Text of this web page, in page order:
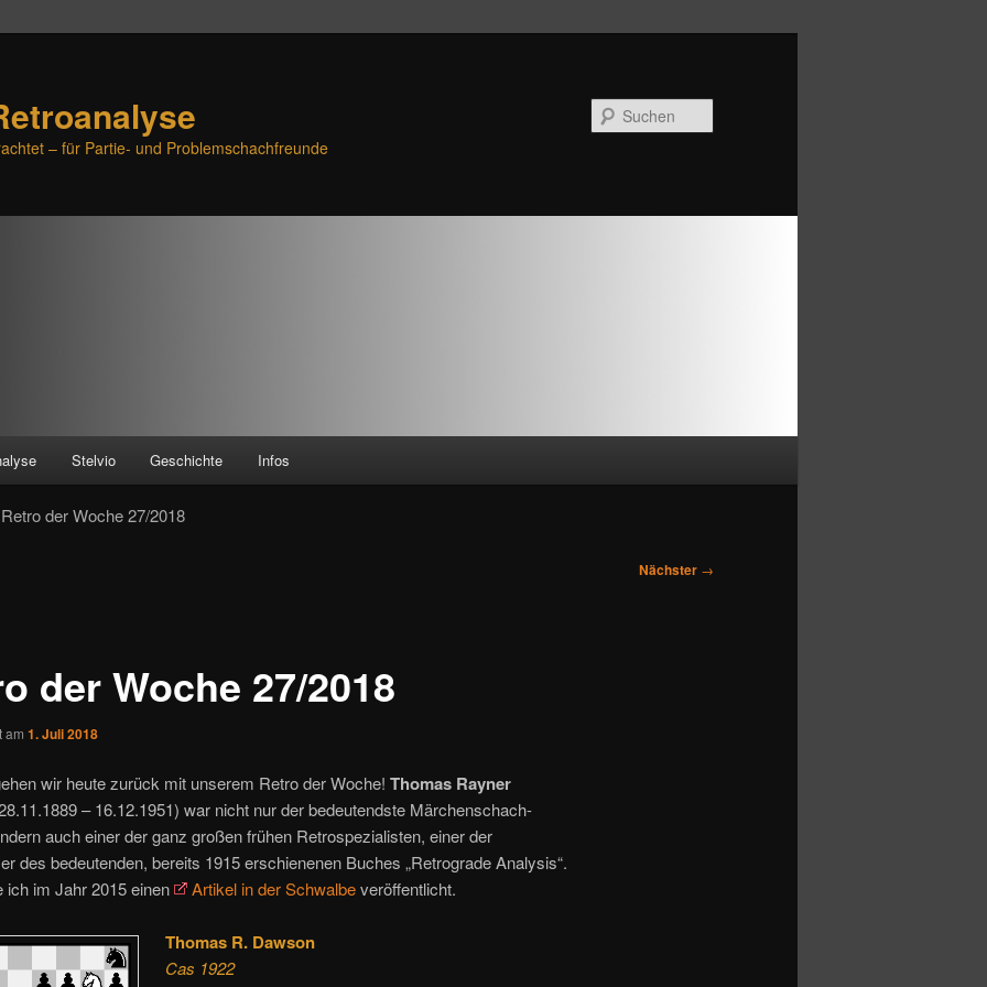
– für Partie- und Problemschachfreunde
Stelvio Geschichte Infos
der Woche 27/2018
Nächster →
der Woche 27/2018
am 1. Juli 2018
wir heute zurück mit unserem Retro der Woche! Thomas Rayner
– 16.12.1951) war nicht nur der bedeutendste Märchenschach-
auch einer der ganz großen frühen Retrospezialisten, einer der
des bedeutenden, bereits 1915 erschienenen Buches „Retrograde Analysis“.
ich im Jahr 2015 einen
Artikel in der Schwalbeveröffentlicht.
Thomas R. Dawson
Cas 1922